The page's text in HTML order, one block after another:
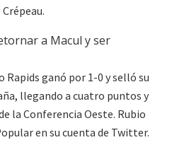
Rapids ganó por 1-0 y selló su
llegando a cuatro puntos y
la Conferencia Oeste. Rubio
en su cuenta de Twitter.